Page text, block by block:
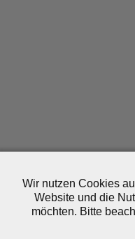
Wir nutzen Cookies
Website und die
möchten. Bitte